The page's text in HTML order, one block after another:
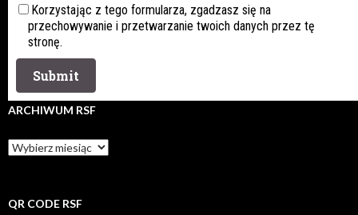
Korzystając z tego formularza, zgadzasz się na
przechowywanie i przetwarzanie twoich danych przez tę
stronę.
ARCHIWUM RSF
Archiwum
rsf
QR CODE RSF